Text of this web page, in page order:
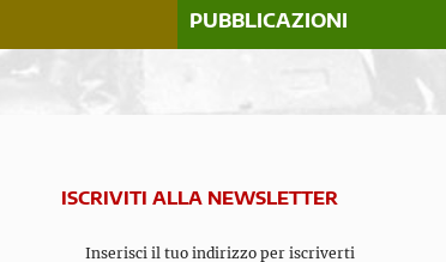
PUBBLICAZIONI
ISCRIVITI ALLA NEWSLETTER
Inserisci il tuo indirizzo per iscriverti